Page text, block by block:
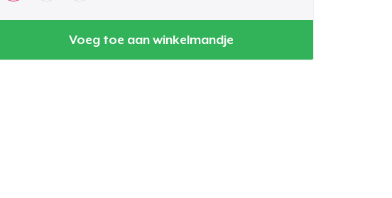
Voeg toe aan winkelmandje